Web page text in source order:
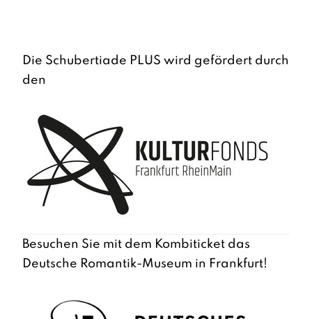
Die Schubertiade PLUS wird gefördert durch
den
Besuchen Sie mit dem Kombiticket das
Deutsche Romantik-Museum in Frankfurt!